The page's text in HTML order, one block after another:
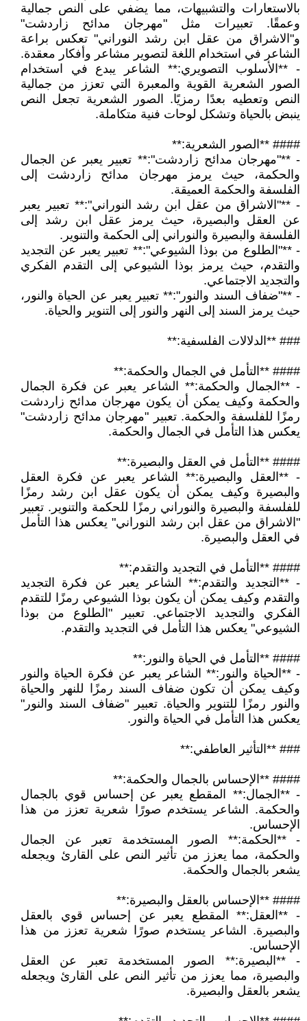
بالاستعارات والتشبيهات، مما يضفي على النص جمالية
وعمقًا. تعبيرات مثل "مهرجان مدائح زاردشت"
و"الاشراق من عقل ابن رشد النوراني" تعكس براعة
الشاعر في استخدام اللغة لتصوير مشاعر وأفكار معقدة.
- **الأسلوب التصويري:** الشاعر يبدع في استخدام
الصور الشعرية القوية والمعبرة التي تعزز من جمالية
النص وتعطيه بعدًا رمزيًا. الصور الشعرية تجعل النص
ينبض بالحياة وتشكل لوحات فنية متكاملة.
#### **الصور الشعرية:**
- **"مهرجان مدائح زاردشت":** تعبير يعبر عن الجمال
والحكمة، حيث يرمز مهرجان مدائح زاردشت إلى
الفلسفة والحكمة العميقة.
- **"الاشراق من عقل ابن رشد النوراني":** تعبير يعبر
عن العقل والبصيرة، حيث يرمز عقل ابن رشد إلى
الفلسفة والبصيرة والنوراني إلى الحكمة والتنوير.
- **"الطلوع من بوذا الشيوعي":** تعبير يعبر عن التجديد
والتقدم، حيث يرمز بوذا الشيوعي إلى التقدم الفكري
والتجديد الاجتماعي.
- **"ضفاف السند والنور":** تعبير يعبر عن الحياة والنور،
حيث يرمز السند إلى النهر والنور إلى التنوير والحياة.
### **الدلالات الفلسفية:**
#### **التأمل في الجمال والحكمة:**
- **الجمال والحكمة:** الشاعر يعبر عن فكرة الجمال
والحكمة وكيف يمكن أن يكون مهرجان مدائح زاردشت
رمزًا للفلسفة والحكمة. تعبير "مهرجان مدائح زاردشت"
يعكس هذا التأمل في الجمال والحكمة.
#### **التأمل في العقل والبصيرة:**
- **العقل والبصيرة:** الشاعر يعبر عن فكرة العقل
والبصيرة وكيف يمكن أن يكون عقل ابن رشد رمزًا
للفلسفة والبصيرة والنوراني رمزًا للحكمة والتنوير. تعبير
"الاشراق من عقل ابن رشد النوراني" يعكس هذا التأمل
في العقل والبصيرة.
#### **التأمل في التجديد والتقدم:**
- **التجديد والتقدم:** الشاعر يعبر عن فكرة التجديد
والتقدم وكيف يمكن أن يكون بوذا الشيوعي رمزًا للتقدم
الفكري والتجديد الاجتماعي. تعبير "الطلوع من بوذا
الشيوعي" يعكس هذا التأمل في التجديد والتقدم.
#### **التأمل في الحياة والنور:**
- **الحياة والنور:** الشاعر يعبر عن فكرة الحياة والنور
وكيف يمكن أن تكون ضفاف السند رمزًا للنهر والحياة
والنور رمزًا للتنوير والحياة. تعبير "ضفاف السند والنور"
يعكس هذا التأمل في الحياة والنور.
### **التأثير العاطفي:**
#### **الإحساس بالجمال والحكمة:**
- **الجمال:** المقطع يعبر عن إحساس قوي بالجمال
والحكمة. الشاعر يستخدم صورًا شعرية تعزز من هذا
الإحساس.
- **الحكمة:** الصور المستخدمة تعبر عن الجمال
والحكمة، مما يعزز من تأثير النص على القارئ ويجعله
يشعر بالجمال والحكمة.
#### **الإحساس بالعقل والبصيرة:**
- **العقل:** المقطع يعبر عن إحساس قوي بالعقل
والبصيرة. الشاعر يستخدم صورًا شعرية تعزز من هذا
الإحساس.
- **البصيرة:** الصور المستخدمة تعبر عن العقل
والبصيرة، مما يعزز من تأثير النص على القارئ ويجعله
يشعر بالعقل والبصيرة.